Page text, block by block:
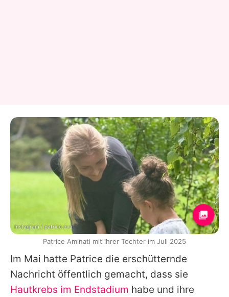
Im Mai hatte Patrice die erschütternde
Nachricht öffentlich gemacht, dass sie
Hautkrebs im Endstadium habe und ihre
Instagram / patrice.eva
Patrice Aminati mit ihrer Tochter im Juli 2025